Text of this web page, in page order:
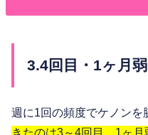
3.4回目・1ヶ月
週に1回の頻度でケノンを
きたのは3～4回目、1ヶ